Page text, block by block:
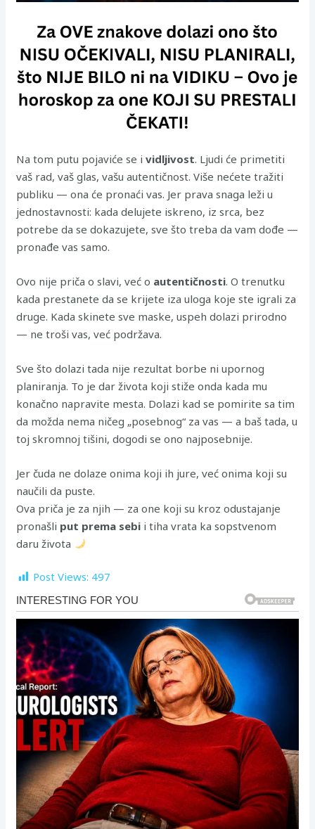
Na tom putu pojaviće se ividljivost. Ljudi će primetiti
vaš rad, vaš glas, vašu autentičnost. Više nećete tražiti
publiku — ona će pronaći vas. Jer prava snaga leži u
jednostavnosti: kada delujete iskreno, iz srca, bez
potrebe da se dokazujete, sve što treba da vam dođe —
pronađe vas samo.
Ovo nije priča o slavi, već o autentičnosti. O trenutku
kada prestanete da se krijete iza uloga koje ste igrali za
druge. Kada skinete sve maske, uspeh dolazi prirodno
— ne troši vas, već podržava.
Sve što dolazi tada nije rezultat borbe ni upornog
planiranja. To je dar života koji stiže onda kada mu
konačno napravite mesta. Dolazi kad se pomirite sa tim
da možda nema ničeg „posebnog“ za vas — a baš tada, u
toj skromnoj tišini, dogodi se ono najposebnije.
Jer čuda ne dolaze onima koji ih jure, već onima koji su
naučili da puste.
Ova priča je za njih — za one koji su kroz odustajanje
pronašli put prema sebi i tiha vrata ka sopstvenom
daru života
Post Views: 497